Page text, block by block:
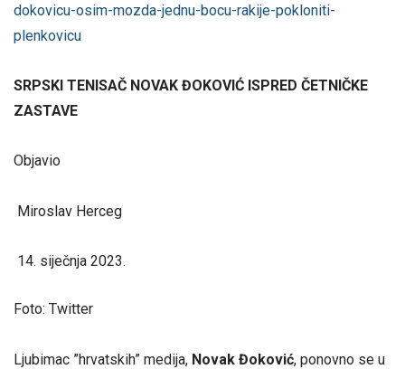
dokovicu-osim-mozda-jednu-bocu-rakije-pokloniti-
plenkovicu
SRPSKI TENISAČ NOVAK ĐOKOVIĆ ISPRED ČETNIČKE
ZASTAVE
Objavio
Miroslav Herceg
siječnja 2023.
Foto: Twitter
Ljubimac ”hrvatskih” medija, Novak Đoković, ponovno se u